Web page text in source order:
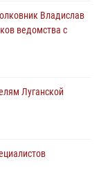
Владислав
ведомства с
Луганской